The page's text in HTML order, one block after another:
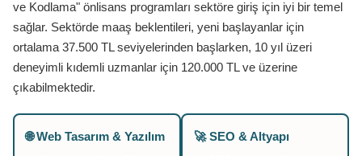
ve Kodlama" önlisans programları sektöre giriş için iyi bir temel
sağlar. Sektörde maaş beklentileri, yeni başlayanlar için
ortalama 37.500 TL seviyelerinden başlarken, 10 yıl üzeri
deneyimli kıdemli uzmanlar için 120.000 TL ve üzerine
çıkabilmektedir.
🌐 Web Tasarım & Yazılım 🚀 SEO & Altyapı